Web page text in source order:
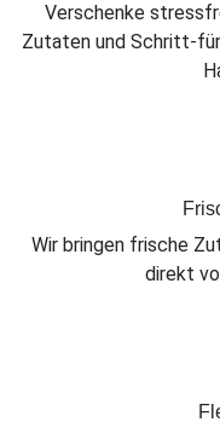
Verschenke
Zutaten und Schritt-
Wir bringen frische
direkt